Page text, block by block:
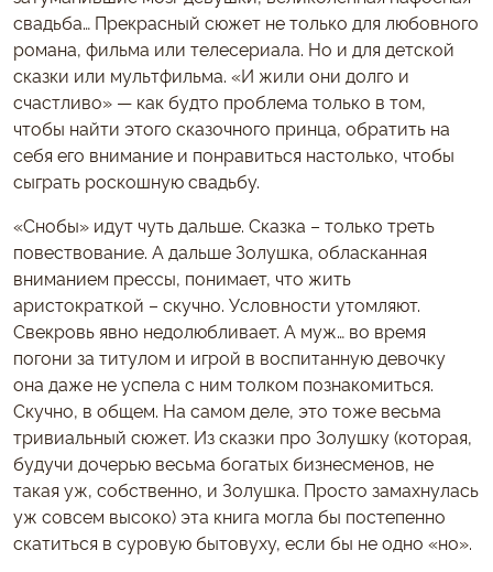
свадьба… Прекрасный сюжет не только для любовного
романа, фильма или телесериала. Но и для детской
сказки или мультфильма. «И жили они долго и
счастливо» — как будто проблема только в том,
чтобы найти этого сказочного принца, обратить на
себя его внимание и понравиться настолько, чтобы
сыграть роскошную свадьбу.
«Снобы» идут чуть дальше. Сказка – только треть
повествование. А дальше Золушка, обласканная
вниманием прессы, понимает, что жить
аристократкой – скучно. Условности утомляют.
Свекровь явно недолюбливает. А муж… во время
погони за титулом и игрой в воспитанную девочку
она даже не успела с ним толком познакомиться.
Скучно, в общем. На самом деле, это тоже весьма
тривиальный сюжет. Из сказки про Золушку (которая,
будучи дочерью весьма богатых бизнесменов, не
такая уж, собственно, и Золушка. Просто замахнулась
уж совсем высоко) эта книга могла бы постепенно
скатиться в суровую бытовуху, если бы не одно «но».